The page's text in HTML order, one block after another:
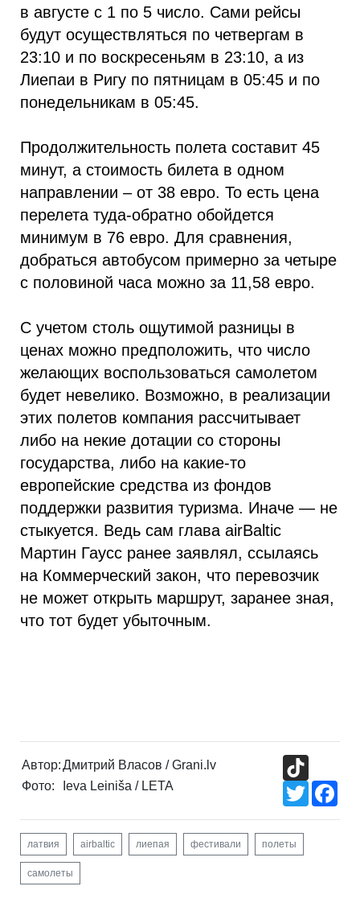
в августе с 1 по 5 число. Сами рейсы
будут осуществляться по четвергам в
23:10 и по воскресеньям в 23:10, а из
Лиепаи в Ригу по пятницам в 05:45 и по
понедельникам в 05:45.
Продолжительность полета составит 45
минут, а стоимость билета в одном
направлении – от 38 евро. То есть цена
перелета туда-обратно обойдется
минимум в 76 евро. Для сравнения,
добраться автобусом примерно за четыре
с половиной часа можно за 11,58 евро.
С учетом столь ощутимой разницы в
ценах можно предположить, что число
желающих воспользоваться самолетом
будет невелико. Возможно, в реализации
этих полетов компания рассчитывает
либо на некие дотации со стороны
государства, либо на какие-то
европейские средства из фондов
поддержки развития туризма. Иначе — не
стыкуется. Ведь сам глава airBaltic
Мартин Гаусс ранее заявлял, ссылаясь
на Коммерческий закон, что перевозчик
не может открыть маршрут, заранее зная,
что тот будет убыточным.
Автор:Дмитрий Власов / Grani.lv
Фото:
Ieva Leiniša / LETA
Twitter
латвия airbaltic лиепая фестивали полеты
самолеты